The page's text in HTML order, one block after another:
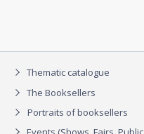
Thematic catalogue
The Booksellers
Portraits of booksellers